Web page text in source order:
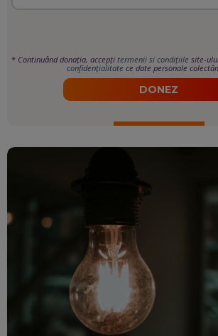
* Continuând donația, accepți termenii si condițiile site-
confidențialitate ce date personale
DONEZ